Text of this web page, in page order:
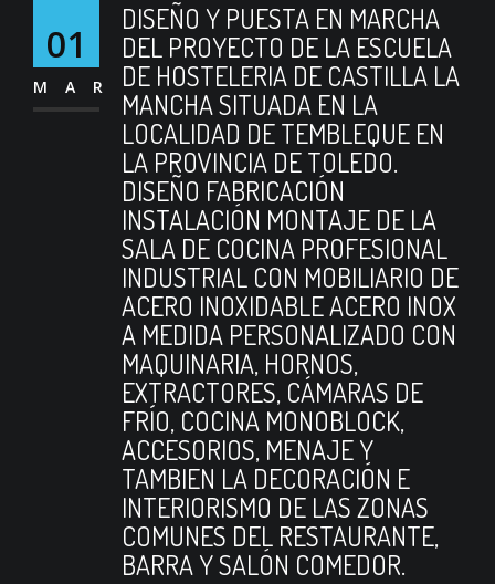
01
MAR
DISEÑO Y PUESTA EN MARCHA
DEL PROYECTO DE LA ESCUELA
DE HOSTELERIA DE CASTILLA LA
MANCHA SITUADA EN LA
LOCALIDAD DE TEMBLEQUE EN
LA PROVINCIA DE TOLEDO.
DISEÑO FABRICACIÓN
INSTALACIÓN MONTAJE DE LA
SALA DE COCINA PROFESIONAL
INDUSTRIAL CON MOBILIARIO DE
ACERO INOXIDABLE ACERO INOX
A MEDIDA PERSONALIZADO CON
MAQUINARIA, HORNOS,
EXTRACTORES, CÁMARAS DE
FRÍO, COCINA MONOBLOCK,
ACCESORIOS, MENAJE Y
TAMBIEN LA DECORACIÓN E
INTERIORISMO DE LAS ZONAS
COMUNES DEL RESTAURANTE,
BARRA Y SALÓN COMEDOR.